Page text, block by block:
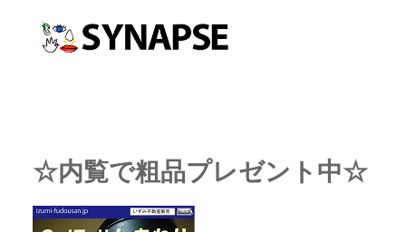
☆内覧で粗品プレゼント中☆